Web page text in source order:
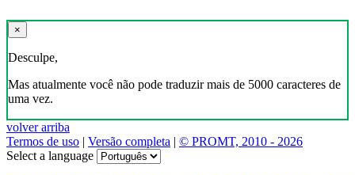
×
Desculpe,
Mas atualmente você não pode traduzir mais de 5000 caracteres de
uma vez.
volver arriba
Termos de uso | Versão completa | © PROMT, 2010 - 2026
Select a language